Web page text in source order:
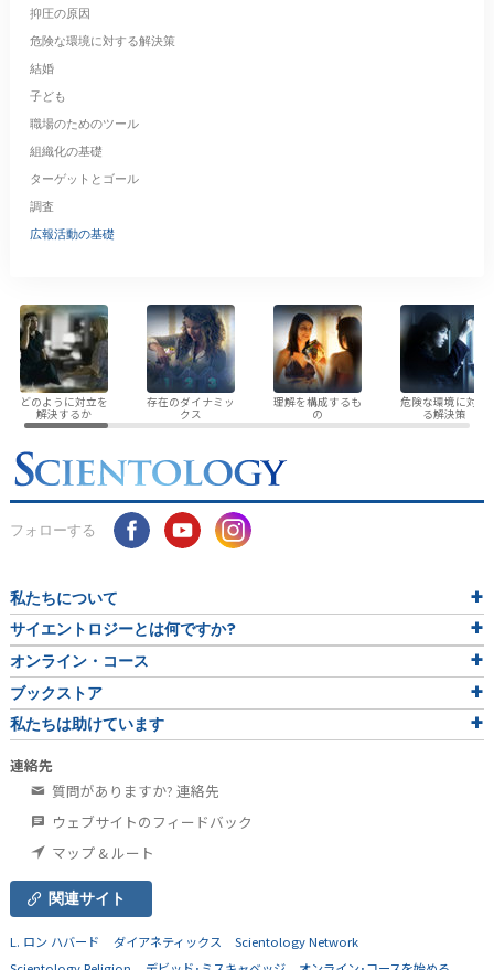
抑圧の原因
危険な環境に対する解決策
結婚
子ども
職場のためのツール
組織化の基礎
ターゲットとゴール
調査
広報活動の基礎
どのように対立を
解決するか
存在のダイナミッ
クス
理解を構成するも
の
危険な環境に対す
る解決策
フォローする
私たちについて
サイエントロジーとは何ですか?
オンライン・コース
ブックストア
私たちは助けています
連絡先
質問がありますか? 連絡先
ウェブサイトのフィードバック
マップ & ルート
関連サイト
L. ロン ハバード ダイアネティックス
Scientology Network